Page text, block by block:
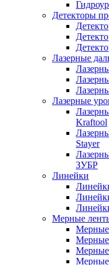
Детекторы
Лазерные
Лазерные
Kraftool
Stayer
ЗУБР
Линейки
Мерные
Мерные
Мерные